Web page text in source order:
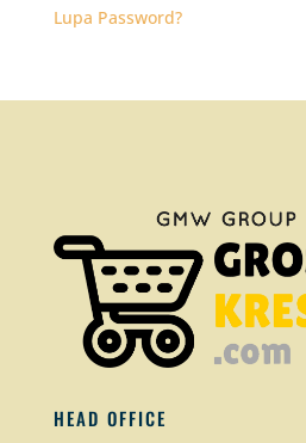
Lupa Password?
HEAD OFFICE